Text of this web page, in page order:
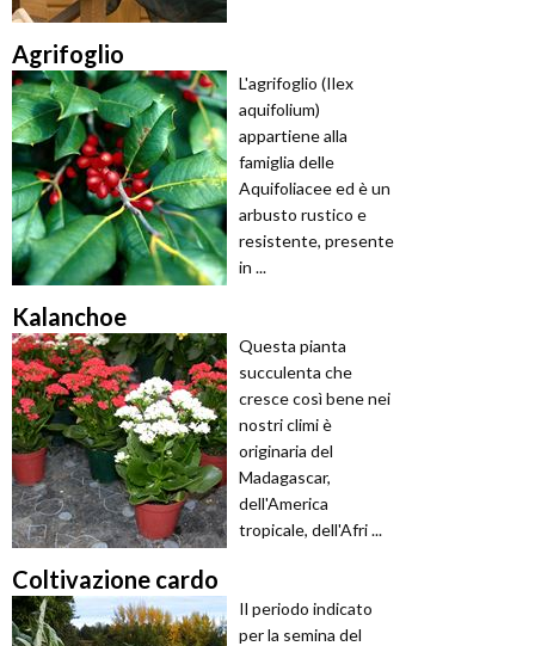
Agrifoglio
L'agrifoglio (Ilex
aquifolium)
appartiene alla
famiglia delle
Aquifoliacee ed è un
arbusto rustico e
resistente, presente
in ...
Kalanchoe
Questa pianta
succulenta che
cresce così bene nei
nostri climi è
originaria del
Madagascar,
dell'America
tropicale, dell'Afri ...
Coltivazione cardo
Il periodo indicato
per la semina del